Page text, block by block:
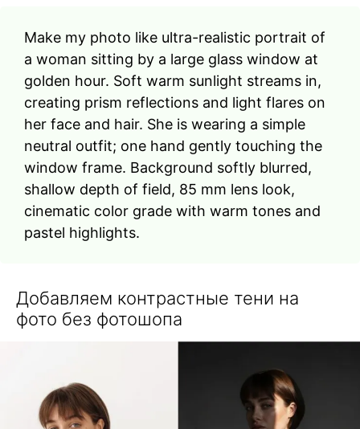
Make my photo like ultra-realistic portrait of
a woman sitting by a large glass window at
golden hour. Soft warm sunlight streams in,
creating prism reflections and light flares on
her face and hair. She is wearing a simple
neutral outfit; one hand gently touching the
window frame. Background softly blurred,
shallow depth of field, 85 mm lens look,
cinematic color grade with warm tones and
pastel highlights.
Добавляем контрастные тени на
фото без фотошопа